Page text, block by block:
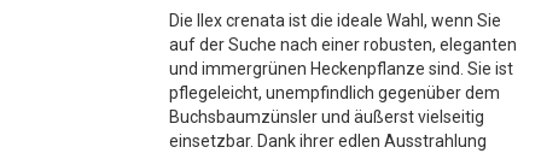
Die Ilex crenata ist die ideale Wahl, wenn Sie
auf der Suche nach einer robusten, eleganten
und immergrünen Heckenpflanze sind. Sie ist
pflegeleicht, unempfindlich gegenüber dem
Buchsbaumzünsler und äußerst vielseitig
einsetzbar. Dank ihrer edlen Ausstrahlung